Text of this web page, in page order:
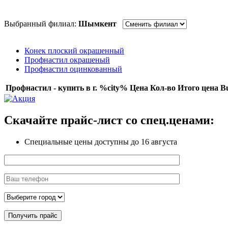
Выбранный филиал: Шымкент
Конек плоский окрашенный
Профнастил окрашеный
Профнастил оцинкованный
Профнастил - купить в г. %city% Цена Кол-во Итого цена
Скачайте прайс-лист со спец.ценами:
Специальные цены доступны до 16 августа